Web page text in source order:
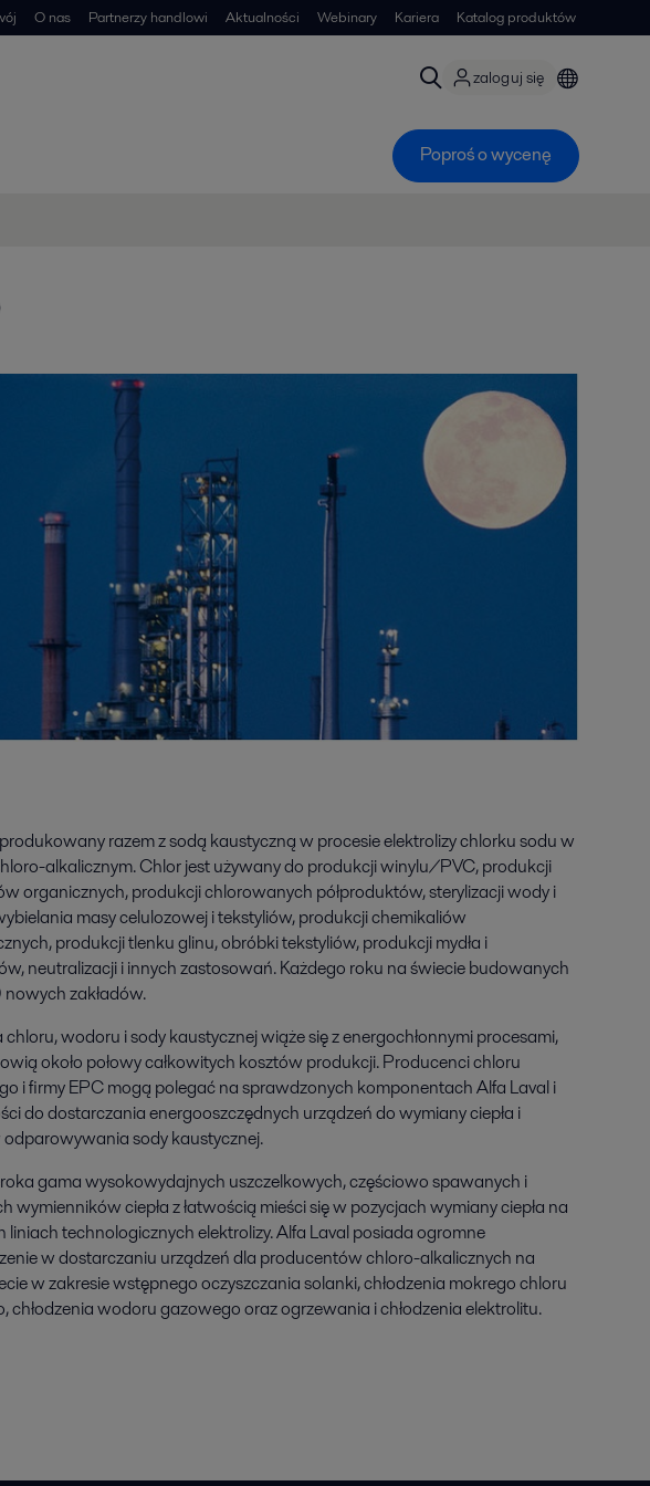
O nas Partnerzy handlowi Aktualności Webinary Kariera Katalog produktów
zaloguj się
Poproś o wycenę
razem z sodą kaustyczną w procesie elektrolizy chlorku sodu w
alkalicznym. Chlor jest używany do produkcji winylu/PVC, produkcji
organicznych, produkcji chlorowanych półproduktów, sterylizacji wody i
masy celulozowej i tekstyliów, produkcji chemikaliów
produkcji tlenku glinu, obróbki tekstyliów, produkcji mydła i
neutralizacji i innych zastosowań. Każdego roku na świecie budowanych
zakładów.
wodoru i sody kaustycznej wiąże się z energochłonnymi procesami,
około połowy całkowitych kosztów produkcji. Producenci chloru
i firmy EPC mogą polegać na sprawdzonych komponentach Alfa Laval i
do dostarczania energooszczędnych urządzeń do wymiany ciepła i
sody kaustycznej.
gama wysokowydajnych uszczelkowych, częściowo spawanych i
wymienników ciepła z łatwością mieści się w pozycjach wymiany ciepła na
liniach technologicznych elektrolizy. Alfa Laval posiada ogromne
w dostarczaniu urządzeń dla producentów chloro-alkalicznych na
w zakresie wstępnego oczyszczania solanki, chłodzenia mokrego chloru
chłodzenia wodoru gazowego oraz ogrzewania i chłodzenia elektrolitu.